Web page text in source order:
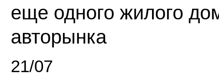
еще одного жилого
авторынка
21/07